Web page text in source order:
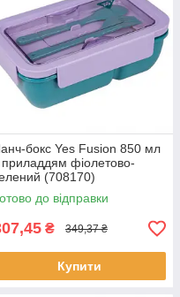
бокс Yes Fusion 850 мл
приладдям фіолетово-
(708170)
до відправки
₴ 349,37 ₴
Купити